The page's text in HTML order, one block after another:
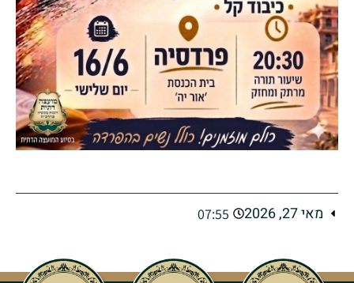
מאי 27, 2026 07:55